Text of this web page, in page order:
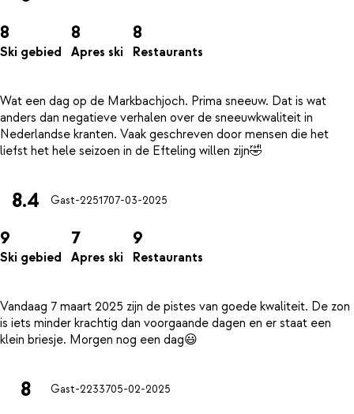
8
Ski gebied
8
Apres ski
8
Restaurants
Wat een dag op de Markbachjoch. Prima sneeuw. Dat is wat
anders dan negatieve verhalen over de sneeuwkwaliteit in
Nederlandse kranten. Vaak geschreven door mensen die het
8.4 Gast-2251707-03-2025
9
Ski gebied
7
Apres ski
9
Restaurants
Vandaag 7 maart 2025 zijn de pistes van goede kwaliteit. De zon
is iets minder krachtig dan voorgaande dagen en er staat een
8 Gast-2233705-02-2025